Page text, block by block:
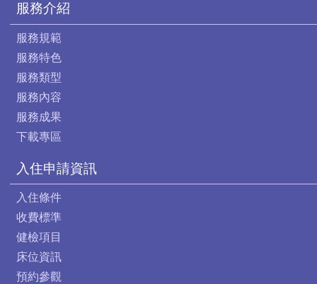
服務介紹
服務規範
服務特色
服務類型
服務內容
服務成果
下載專區
入住申請資訊
入住條件
收費標準
健檢項目
床位資訊
預約參觀